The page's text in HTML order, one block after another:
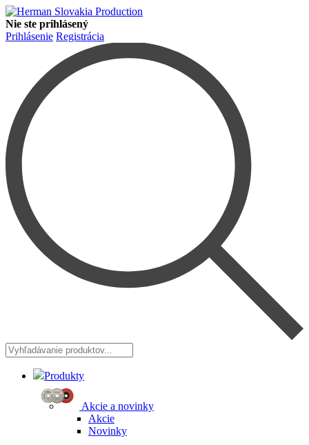
Nie ste prihlásený
Prihlásenie Registrácia
Vyhľadávanie
produktov...
Produkty
Akcie a novinky
Akcie
Novinky